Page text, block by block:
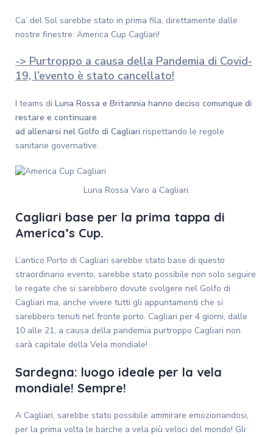
Ca’ del Sol sarebbe stato in prima fila, direttamente dalle
nostre finestre: America Cup Cagliari!
-> Purtroppo a causa della Pandemia di Covid-
19, l’evento è stato cancellato!
I teams di Luna Rossa e Britannia hanno deciso comunque di
restare e continuare
ad allenarsi nel Golfo di Cagliari rispettando le regole
sanitarie governative.
Luna Rossa Varo a Cagliari.
Cagliari base per la prima tappa di
America’s Cup.
L’antico Porto di Cagliari sarebbe stato base di questo
straordinario evento, sarebbe stato possibile non solo seguire
le regate che si sarebbero dovute svolgere nel Golfo di
Cagliari ma, anche vivere tutti gli appuntamenti che si
sarebbero tenuti nel fronte porto. Cagliari per 4 giorni, dalle
10 alle 21, a causa della pandemia purtroppo Cagliari non
sarà capitale della Vela mondiale!
Sardegna: luogo ideale per la vela
mondiale! Sempre!
A Cagliari, sarebbe stato possibile ammirare emozionandosi,
per la prima volta le barche a vela più veloci del mondo! Gli